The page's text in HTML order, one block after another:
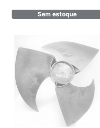
Sem estoque